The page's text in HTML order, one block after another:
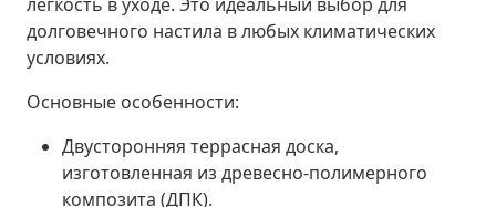
долговечного настила в любых климатических
условиях.
Основные особенности:
Двусторонняя террасная доска,
изготовленная из древесно-полимерного
композита (ДПК).